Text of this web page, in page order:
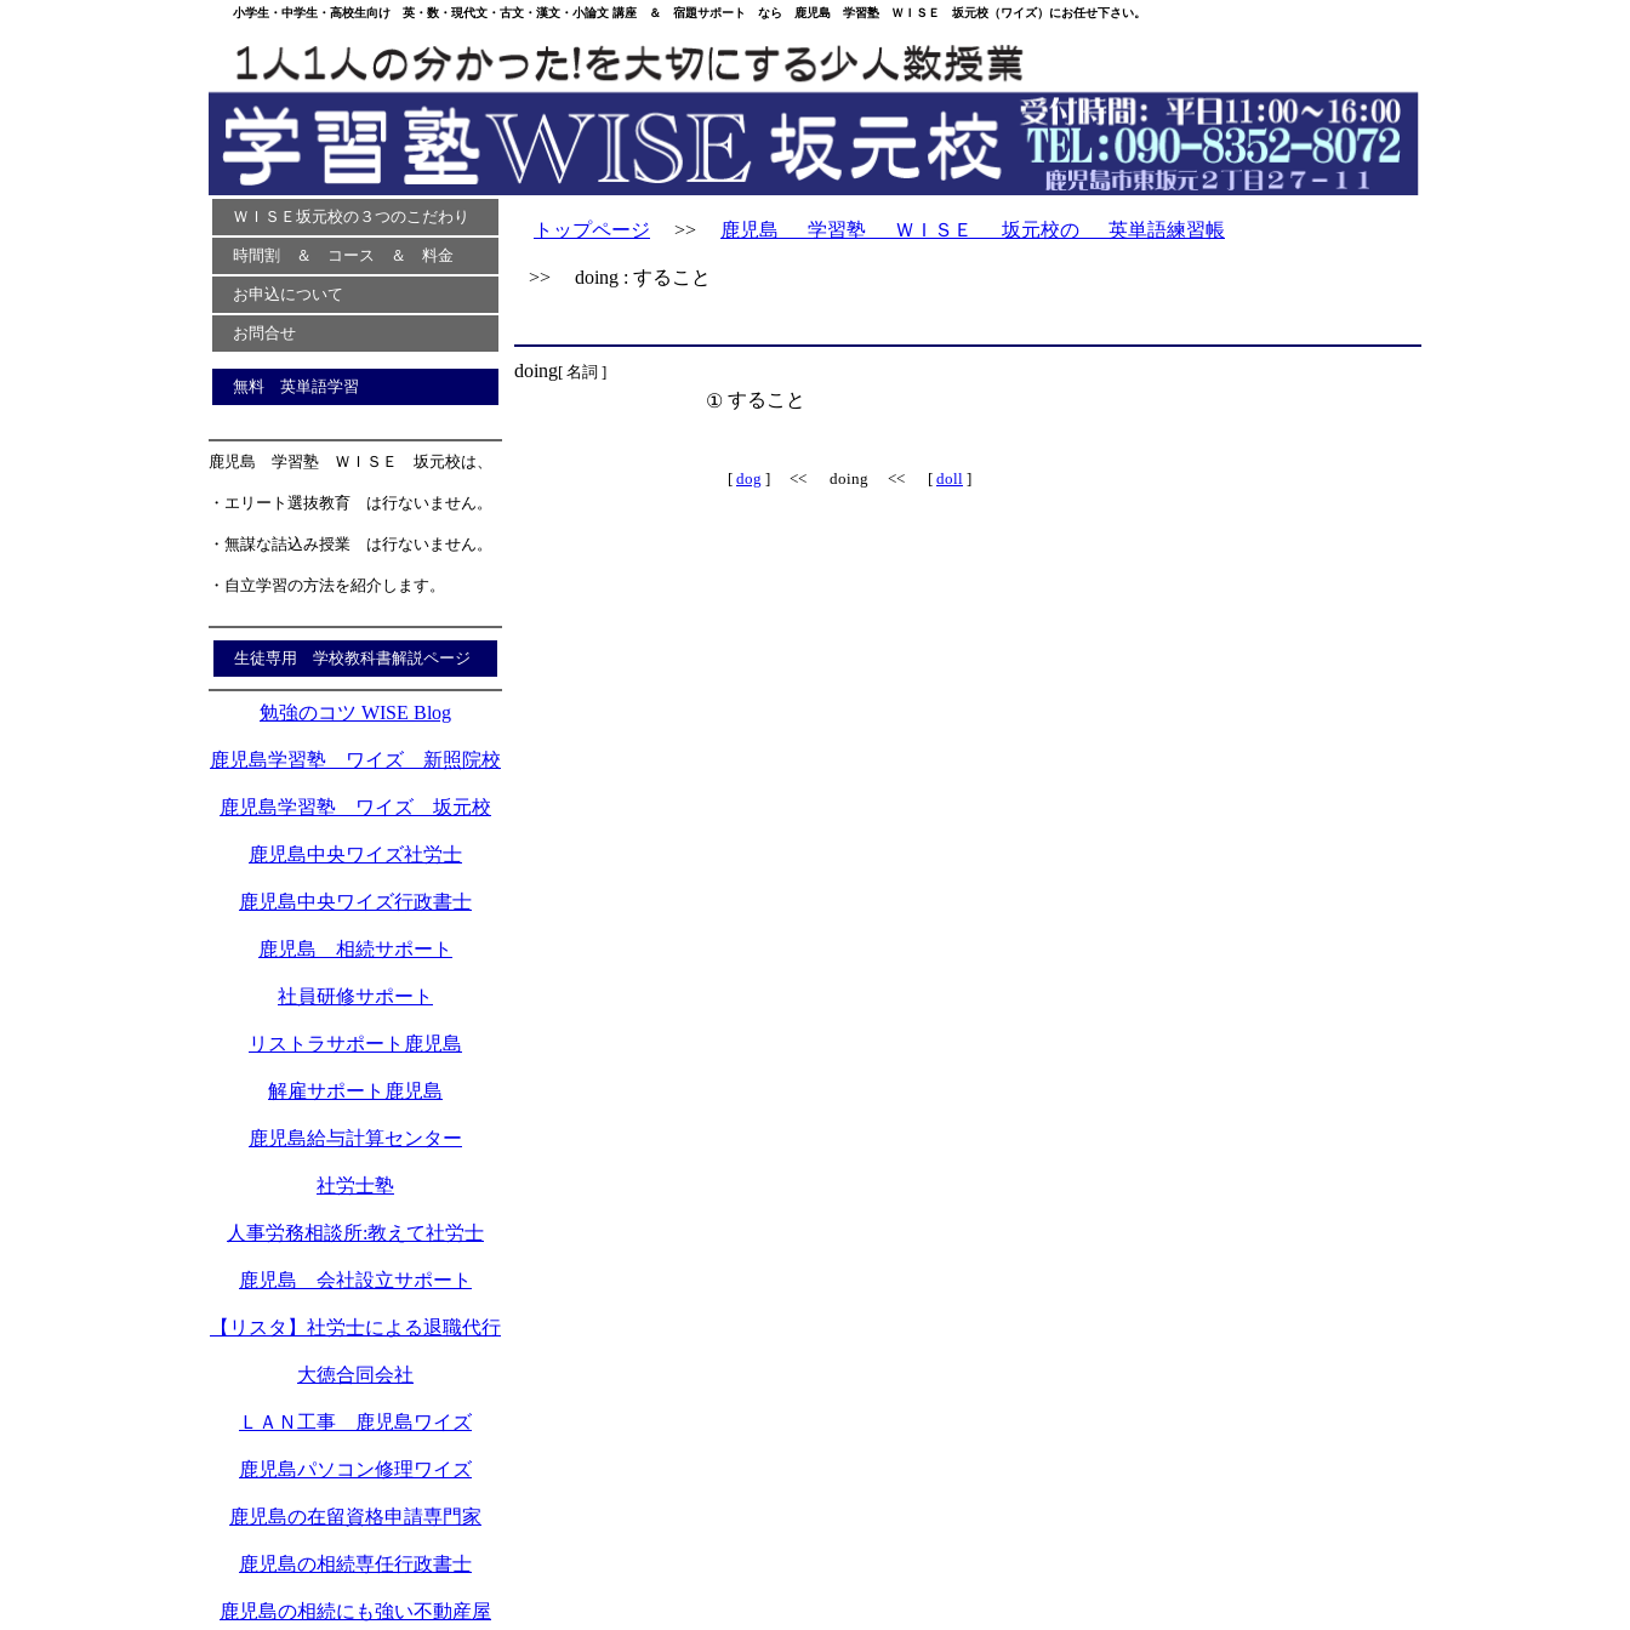
小学生・中学生・高校生向け 英・数・現代文・古文・漢文・小論文 講座 ＆ 宿題サポート なら 鹿児島 学習塾 ＷＩＳＥ 坂元校（ワイズ）にお任せ下さい。
ＷＩＳＥ坂元校の３つのこだわり
時間割 ＆ コース ＆ 料金
お申込について
お問合せ
無料 英単語学習
鹿児島 学習塾 ＷＩＳＥ 坂元校は、
・エリート選抜教育 は行ないません。
・無謀な詰込み授業 は行ないません。
・自立学習の方法を紹介します。
生徒専用 学校教科書解説ページ
勉強のコツ WISE Blog
鹿児島学習塾 ワイズ 新照院校
鹿児島学習塾 ワイズ 坂元校
鹿児島中央ワイズ社労士
鹿児島中央ワイズ行政書士
鹿児島 相続サポート
社員研修サポート
リストラサポート鹿児島
解雇サポート鹿児島
鹿児島給与計算センター
社労士塾
人事労務相談所:教えて社労士
鹿児島 会社設立サポート
【リスタ】社労士による退職代行
大徳合同会社
ＬＡＮ工事 鹿児島ワイズ
鹿児島パソコン修理ワイズ
鹿児島の在留資格申請専門家
鹿児島の相続専任行政書士
鹿児島の相続にも強い不動産屋
トップページ >> 鹿児島 学習塾 ＷＩＳＥ 坂元校の 英単語練習帳
>> doing : すること
doing[ 名詞 ]
① すること
[ dog ] << doing << [ doll ]